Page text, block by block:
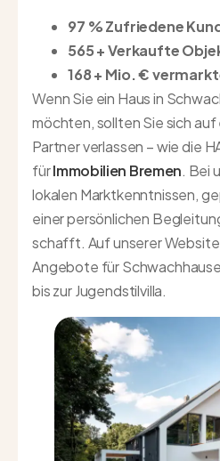
97 % Zufriedene
565 + Verkaufte
168 + Mio. €
Wenn Sie ein Haus in
möchten, sollten Sie sich
Partner verlassen – wie die
fürImmobilien Bremen. Bei
lokalen Marktkenntnissen,
einer persönlichen
schafft. Auf unserer
Angebote für
bis zur Jugendstilvilla.